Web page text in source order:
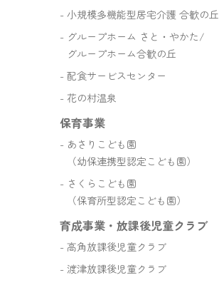
小規模多機能型居宅介護 合歓の丘
グループホーム さと・やかた/
グループホーム合歓の丘
配食サービスセンター
花の村温泉
保育事業
あさりこども園
（幼保連携型認定こども園）
さくらこども園
（保育所型認定こども園）
育成事業・放課後児童クラブ
高角放課後児童クラブ
渡津放課後児童クラブ